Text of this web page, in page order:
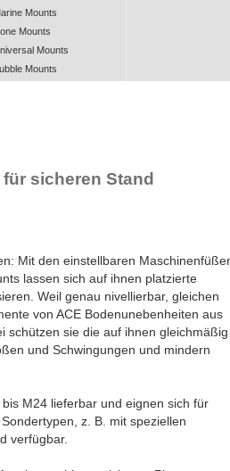
Mounts
Mounts
Mounts
Mounts
sicheren Stand
Mit den einstellbaren
lassen sich auf ihnen platzierte
Weil genau nivellierbar, gleichen
von ACE Bodenunebenheiten aus
schützen sie die auf ihnen gleichmäßig
und Schwingungen und mindern
M24 lieferbar und eignen sich für
z. B. mit speziellen
verfügbar.